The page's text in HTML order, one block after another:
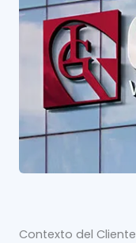
Contexto del Cliente